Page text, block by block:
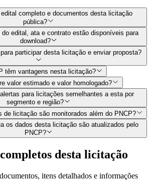
completo e documentos desta licitação
pública?
edital, ata e contrato estão disponíveis para
download?
participar desta licitação e enviar proposta?
têm vantagens nesta licitação?
valor estimado e valor homologado?
para licitações semelhantes a esta por
segmento e região?
de licitação são monitorados além do PNCP?
os dados desta licitação são atualizados pelo
PNCP?
desta licitação
itens detalhados e informações